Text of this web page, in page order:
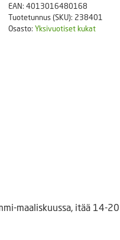
EAN: 4013016480168
Tuotetunnus (SKU): 238401
Osasto: Yksivuotiset kukat
maaliskuussa, itää 14-